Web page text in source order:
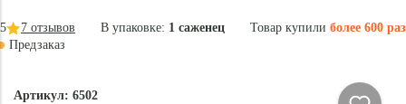
В упаковке: 1 саженец Товар купили более 600 раз
5 7 отзывов
Предзаказ
Артикул: 6502